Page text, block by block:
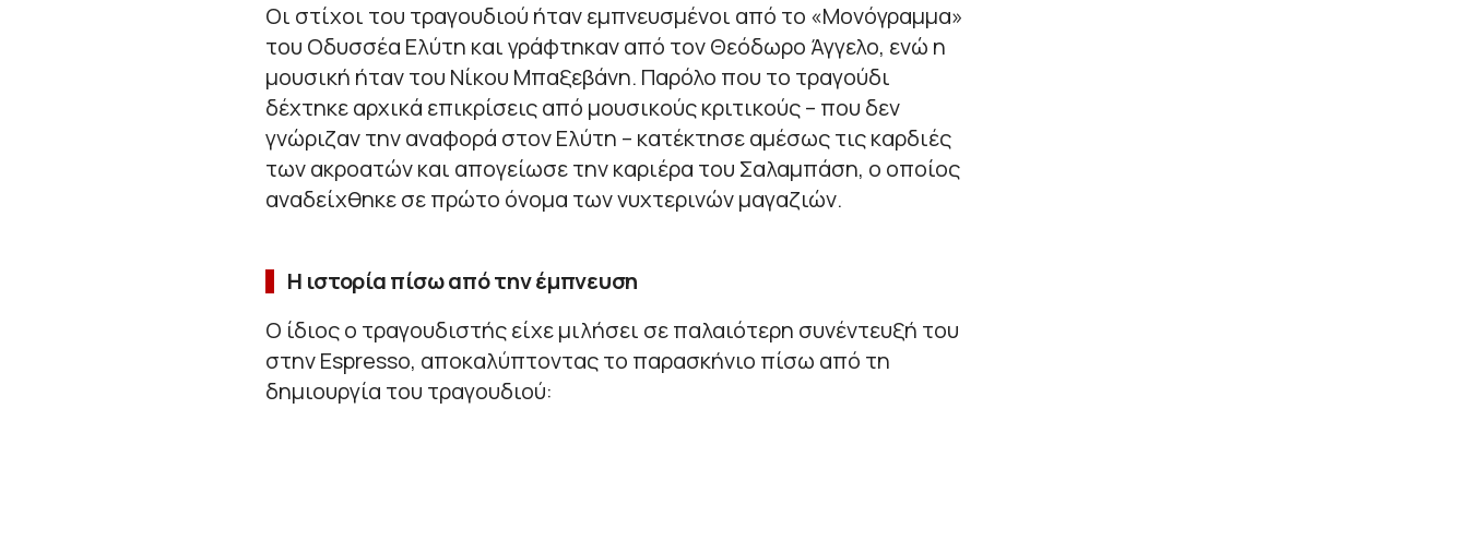
Οι στίχοι του τραγουδιού ήταν εμπνευσμένοι από το «Μονόγραμμα»
του Οδυσσέα Ελύτη και γράφτηκαν από τον Θεόδωρο Άγγελο, ενώ η
μουσική ήταν του Νίκου Μπαξεβάνη. Παρόλο που το τραγούδι
δέχτηκε αρχικά επικρίσεις από μουσικούς κριτικούς – που δεν
γνώριζαν την αναφορά στον Ελύτη – κατέκτησε αμέσως τις καρδιές
των ακροατών και απογείωσε την καριέρα του Σαλαμπάση, ο οποίος
αναδείχθηκε σε πρώτο όνομα των νυχτερινών μαγαζιών.
Η ιστορία πίσω από την έμπνευση
Ο ίδιος ο τραγουδιστής είχε μιλήσει σε παλαιότερη συνέντευξή του
στην Espresso, αποκαλύπτοντας το παρασκήνιο πίσω από τη
δημιουργία του τραγουδιού: